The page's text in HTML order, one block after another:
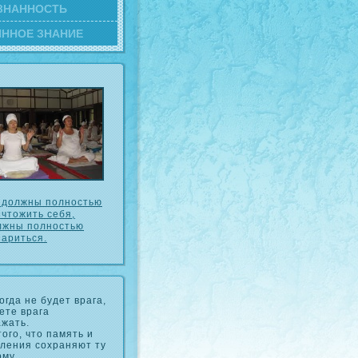
ЗНАНИЕ
полностью
себя,
полностью
не будет врага,
врага
что память и
сохраняют ту